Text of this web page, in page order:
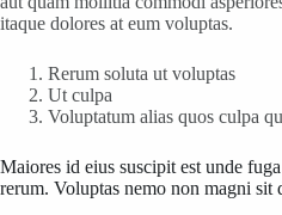
itaque dolores at eum voluptas.
Rerum soluta ut voluptas
Ut culpa
Voluptatum alias quos culpa
Maiores id eius suscipit est unde
rerum. Voluptas nemo non magni sit